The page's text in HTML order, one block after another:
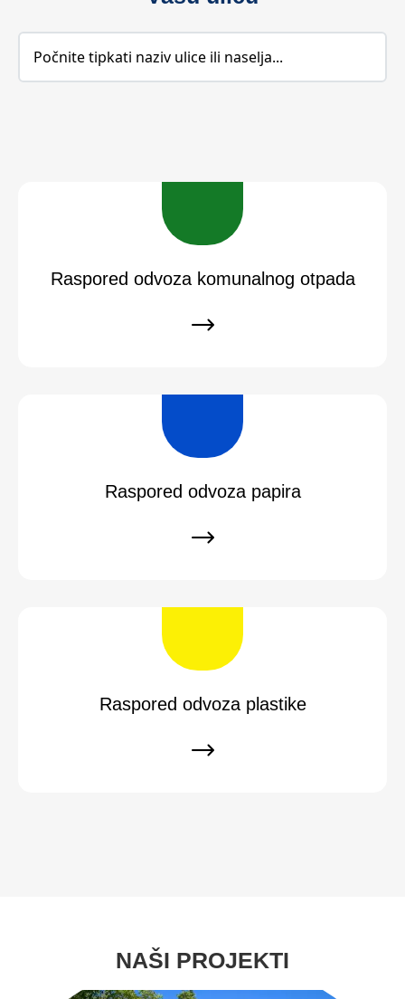
Raspored odvoza komunalnog otpada
Raspored odvoza papira
Raspored odvoza plastike
NAŠI PROJEKTI